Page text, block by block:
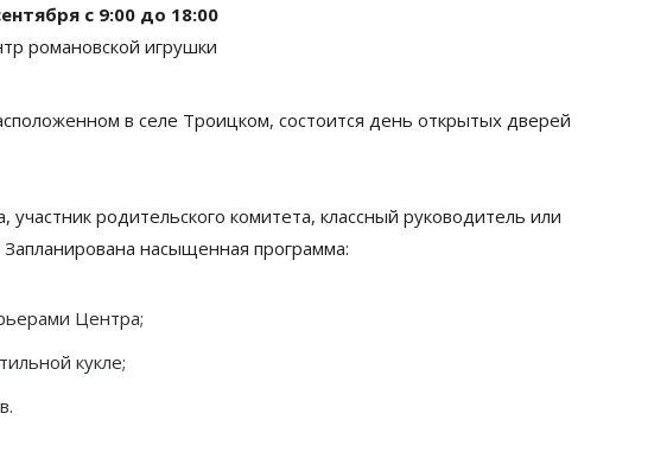
с 9:00 до 18:00
романовской игрушки
в селе Троицком, состоится день открытых дверей
участник родительского комитета, классный руководитель или
насыщенная программа:
Центра;
кукле;